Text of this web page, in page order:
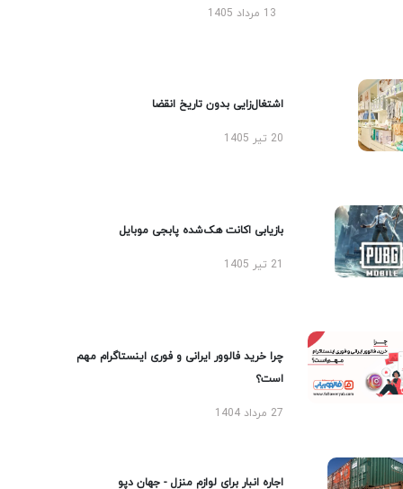
13 مرداد 1405
اشتغال‌زایی بدون تاریخ انقضا
20 تیر 1405
بازیابی اکانت هک‌شده پابجی موبایل
چرا خرید فالوور ایرانی و فوری اینستاگرام مهم
است؟
27 مرداد 1404
اجاره انبار برای لوازم منزل - جهان دپو